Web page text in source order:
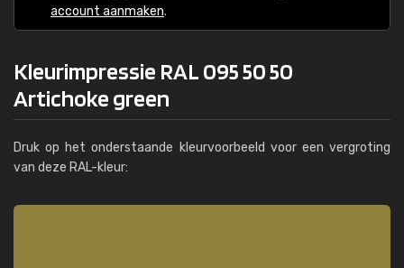
account aanmaken.
Kleurimpressie RAL 095 50 50
Artichoke green
Druk op het onderstaande kleurvoorbeeld voor een vergroting
van deze RAL-kleur: